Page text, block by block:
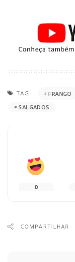
TAG FRANGO
SALGADOS
0
COMPARTILHAR